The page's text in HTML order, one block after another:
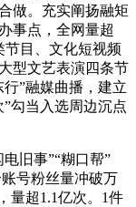
做。充实阐扬融矩
事点，全网量超
节目、文化短视频
型文艺表演四条节
”融媒曲播，建立
勾当入选周边沉点
旧事”“糊口帮”
号粉丝量冲破万
量超1.1亿次。1件